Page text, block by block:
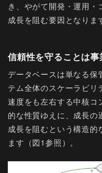
き、やがて開発・運用
成長を阻む要因となりま
信頼性を守ることは
データベースは単なる保
テム全体のスケーラビリ
速度をも左右する中核コ
的な性質ゆえに、成長の
成長を阻むという構造的
ます（図1参照）。